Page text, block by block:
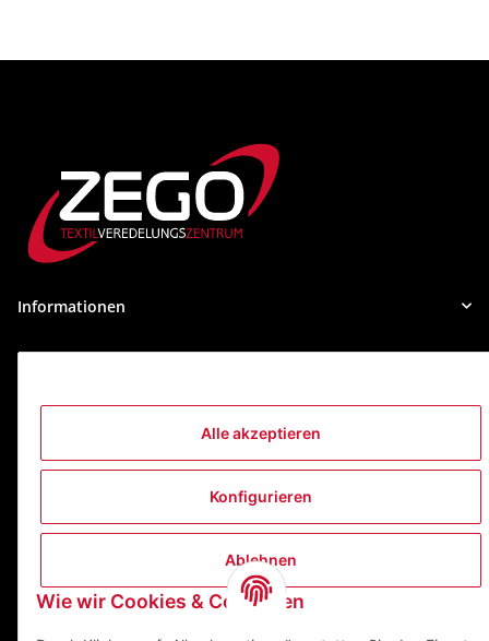
Alle akzeptieren
Konfigurieren
Ablehnen
Wie wir Cookies & Co nutzen
Informationen
ZEGO Textilveredelungszentrum GmbH
63741 Aschaffenburg Deutschland